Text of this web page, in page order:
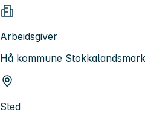
Arbeidsgiver
Hå kommune
Sted